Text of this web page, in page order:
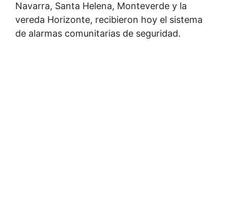
Navarra, Santa Helena, Monteverde y la
vereda Horizonte, recibieron hoy el sistema
de alarmas comunitarias de seguridad.